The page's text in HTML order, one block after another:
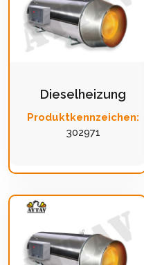
Dieselheizung
Produktkennzeichen:
302971